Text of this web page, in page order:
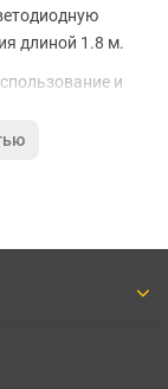
длиной 1.8 м.
и
4